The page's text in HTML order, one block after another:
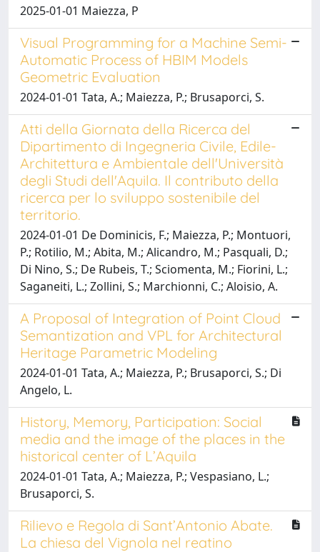
2025-01-01 Maiezza, P
Visual Programming for a Machine Semi-
Automatic Process of HBIM Models
Geometric Evaluation
2024-01-01 Tata, A.; Maiezza, P.; Brusaporci, S.
Atti della Giornata della Ricerca del
Dipartimento di Ingegneria Civile, Edile-
Architettura e Ambientale dell'Università
degli Studi dell'Aquila. Il contributo della
ricerca per lo sviluppo sostenibile del
territorio.
2024-01-01 De Dominicis, F.; Maiezza, P.; Montuori,
P.; Rotilio, M.; Abita, M.; Alicandro, M.; Pasquali, D.;
Di Nino, S.; De Rubeis, T.; Sciomenta, M.; Fiorini, L.;
Saganeiti, L.; Zollini, S.; Marchionni, C.; Aloisio, A.
A Proposal of Integration of Point Cloud
Semantization and VPL for Architectural
Heritage Parametric Modeling
2024-01-01 Tata, A.; Maiezza, P.; Brusaporci, S.; Di
Angelo, L.
History, Memory, Participation: Social
media and the image of the places in the
historical center of L’Aquila
2024-01-01 Tata, A.; Maiezza, P.; Vespasiano, L.;
Brusaporci, S.
Rilievo e Regola di Sant’Antonio Abate.
La chiesa del Vignola nel reatino